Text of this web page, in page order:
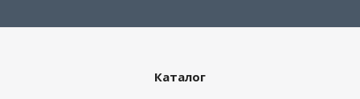
Каталог